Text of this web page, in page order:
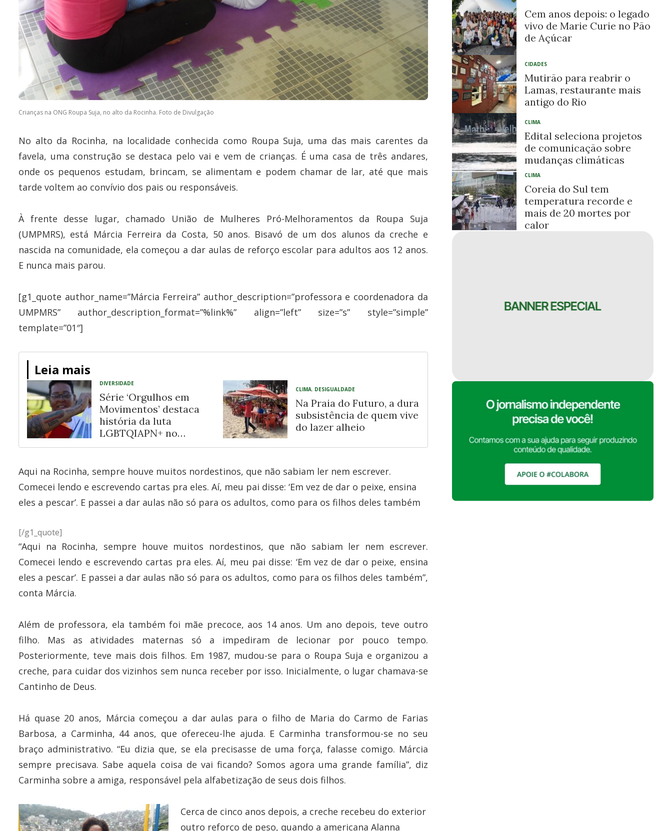
Crianças na ONG Roupa Suja, no alto da Rocinha. Foto de Divulgação
No alto da Rocinha, na localidade conhecida como Roupa Suja, uma das mais carentes da
favela, uma construção se destaca pelo vai e vem de crianças. É uma casa de três andares,
onde os pequenos estudam, brincam, se alimentam e podem chamar de lar, até que mais
tarde voltem ao convívio dos pais ou responsáveis.
À frente desse lugar, chamado União de Mulheres Pró-Melhoramentos da Roupa Suja
(UMPMRS), está Márcia Ferreira da Costa, 50 anos. Bisavó de um dos alunos da creche e
nascida na comunidade, ela começou a dar aulas de reforço escolar para adultos aos 12 anos.
E nunca mais parou.
[g1_quote author_name=”Márcia Ferreira” author_description=”professora e coordenadora da
UMPMRS” author_description_format=”%link%” align=”left” size=”s” style=”simple”
template=”01″]
Leia mais
DIVERSIDADE
Série ‘Orgulhos em
Movimentos’ destaca
história da luta
LGBTQIAPN+ no
Recôncavo Baiano
CLIMA, DESIGUALDADE
Na Praia do Futuro, a dura
subsistência de quem vive
do lazer alheio
Aqui na Rocinha, sempre houve muitos nordestinos, que não sabiam ler nem escrever.
Comecei lendo e escrevendo cartas pra eles. Aí, meu pai disse: ‘Em vez de dar o peixe, ensina
eles a pescar’. E passei a dar aulas não só para os adultos, como para os filhos deles também
[/g1_quote]
“Aqui na Rocinha, sempre houve muitos nordestinos, que não sabiam ler nem escrever.
Comecei lendo e escrevendo cartas pra eles. Aí, meu pai disse: ‘Em vez de dar o peixe, ensina
eles a pescar’. E passei a dar aulas não só para os adultos, como para os filhos deles também”,
conta Márcia.
Além de professora, ela também foi mãe precoce, aos 14 anos. Um ano depois, teve outro
filho. Mas as atividades maternas só a impediram de lecionar por pouco tempo.
Posteriormente, teve mais dois filhos. Em 1987, mudou-se para o Roupa Suja e organizou a
creche, para cuidar dos vizinhos sem nunca receber por isso. Inicialmente, o lugar chamava-se
Cantinho de Deus.
Há quase 20 anos, Márcia começou a dar aulas para o filho de Maria do Carmo de Farias
Barbosa, a Carminha, 44 anos, que ofereceu-lhe ajuda. E Carminha transformou-se no seu
braço administrativo. “Eu dizia que, se ela precisasse de uma força, falasse comigo. Márcia
sempre precisava. Sabe aquela coisa de vai ficando? Somos agora uma grande família”, diz
Carminha sobre a amiga, responsável pela alfabetização de seus dois filhos.
Cerca de cinco anos depois, a creche recebeu do exterior
outro reforço de peso, quando a americana Alanna
Cem anos depois: o legado
vivo de Marie Curie no Pão
de Açúcar
CIDADES
Mutirão para reabrir o
Lamas, restaurante mais
antigo do Rio
CLIMA
Edital seleciona projetos
de comunicação sobre
mudanças climáticas
CLIMA
Coreia do Sul tem
temperatura recorde e
mais de 20 mortes por
calor